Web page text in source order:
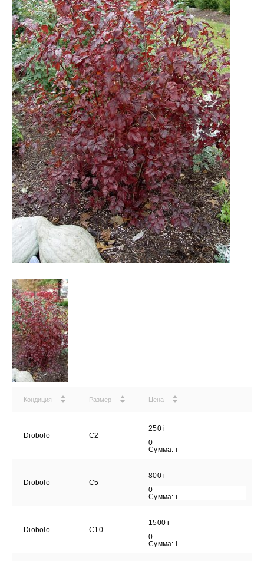
Кондиция Размер Цена
Diobolo С2
250i
0
Сумма: i
Diobolo С5
800i
0
Сумма: i
Diobolo С10
1500i
0
Сумма: i